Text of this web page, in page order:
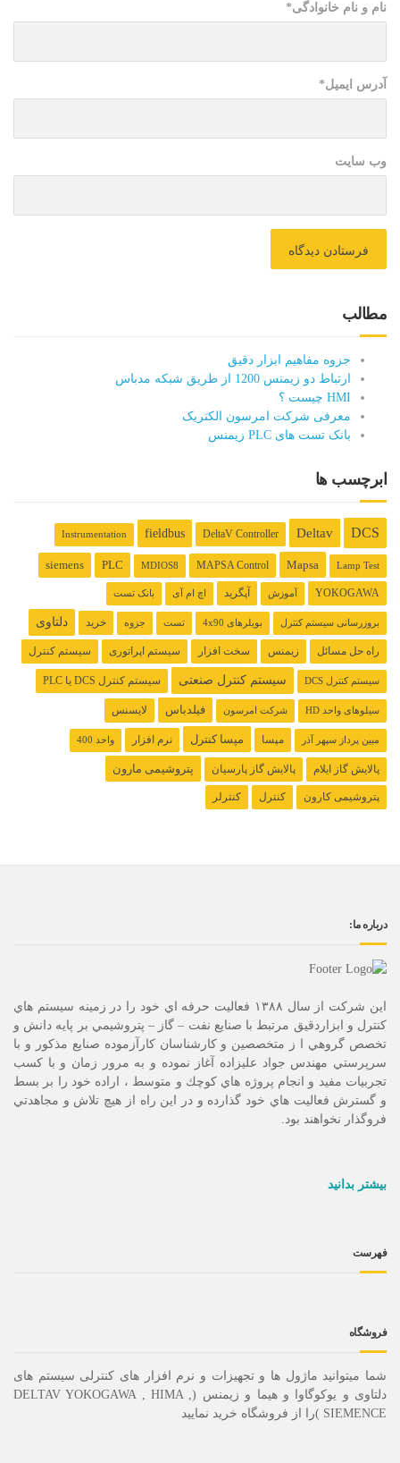
نام و نام خانوادگی*
آدرس ایمیل*
وب سایت
مطالب
جزوه مفاهیم ابزار دقیق
ارتباط دو زیمنس 1200 از طریق شبکه مدباس
HMI چیست ؟
معرفی شرکت امرسون الکتریک
بانک تست های PLC زیمنس
ابرچسب ها
DCS
Deltav
DeltaV Controller
fieldbus
Instrumentation
Lamp Test
Mapsa
MAPSA Control
MDIOS8
PLC
siemens
YOKOGAWA آموزش آپگرید اچ ام آی بانک تست
بروزرسانی سیستم کنترل بویلرهای 4x90 تست جزوه خرید دلتاوی
راه حل مسائل زیمنس سخت افزار سیستم اپراتوری سیستم کنترل
سیستم کنترل DCS سیستم کنترل صنعتی سیستم کنترل ‌DCS یا PLC
سیلوهای واحد HD شرکت امرسون فیلدباس لایسنس
مبین پرداز سپهر آذر مپسا مپسا کنترل نرم افزار واحد 400
پالایش گاز ایلام پالایش گاز پارسیان پتروشیمی مارون
پتروشیمی کارون کنترل کنترلر
درباره ما:
این شرکت از سال ۱۳۸۸ فعاليت حرفه اي خود را در زمينه سيستم هاي
كنترل و ابزاردقيق مرتبط با صنايع نفت – گاز – پتروشيمي بر پايه دانش و
تخصص گروهي ا ز متخصصين و كارشناسان كارآزموده صنايع مذكور و با
سرپرستي مهندس جواد عليزاده آغاز نموده و به مرور زمان و با كسب
تجربيات مفيد و انجام پروژه هاي كوچك و متوسط ، اراده خود را بر بسط
و گسترش فعاليت هاي خود گذارده و در اين راه از هيچ تلاش و مجاهدتي
فروگذار نخواهند بود.
بیشتر بدانید
فهرست
فروشگاه
شما میتوانید ماژول ها و تجهیزات و نرم افزار های کنترلی سیستم های
دلتاوی و یوکوگاوا و هیما و زیمنس (DELTAV YOKOGAWA , HIMA ,
SIEMENCE )را از فروشگاه خرید نمایید